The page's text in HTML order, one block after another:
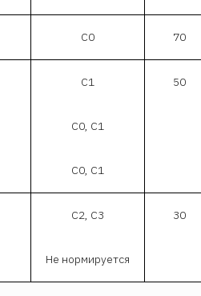
С0 70
С1 50
С0, С1
С0, С1
С2, С3 30
Не нормируется